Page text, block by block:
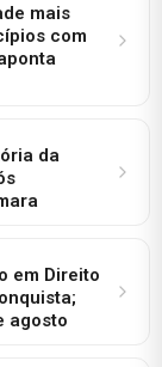
mais
com
da
em Direito
agosto